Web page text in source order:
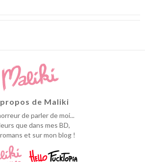
de Maliki
de parler de moi...
que dans mes BD,
et sur mon blog !